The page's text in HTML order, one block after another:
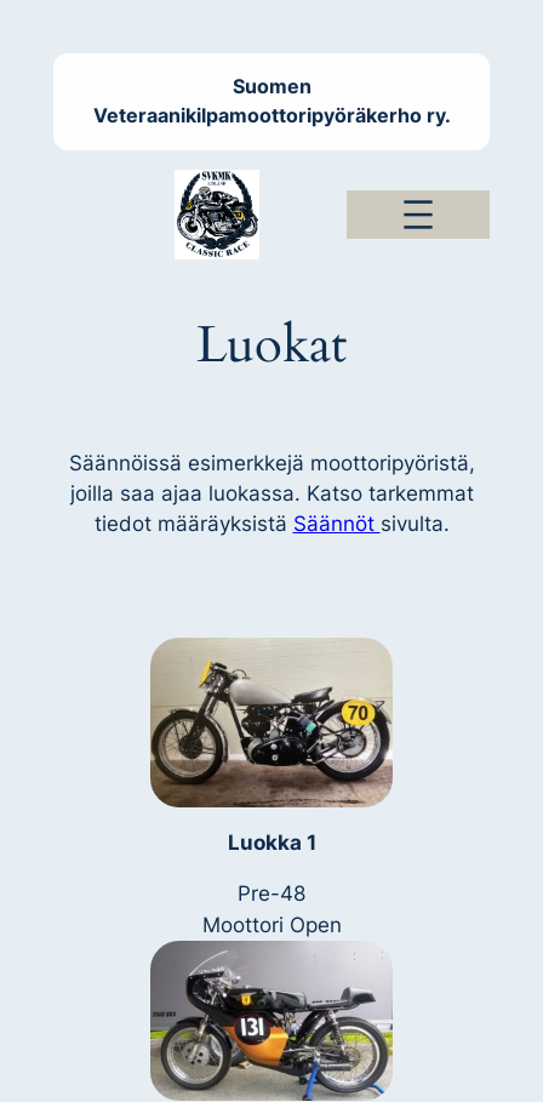
sisältöön
Suomen
Veteraanikilpamoottoripyöräkerho ry.
Luokat
Säännöissä esimerkkejä moottoripyöristä,
joilla saa ajaa luokassa. Katso tarkemmat
tiedot määräyksistä Säännöt sivulta.
Luokka 1
Pre-48
Moottori Open